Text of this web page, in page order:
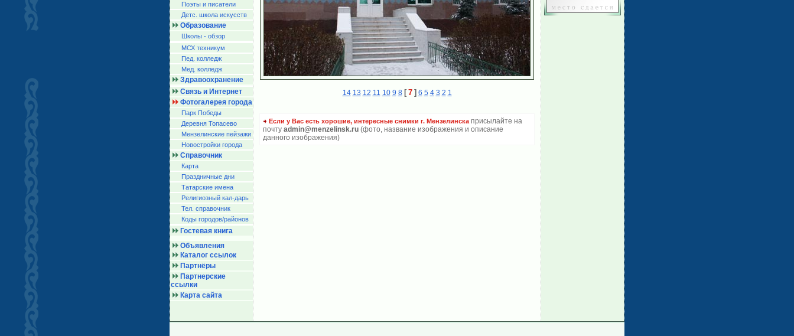
Поэты и писатели
Детс. школа искусств
Образование
Школы - обзор
МСХ техникум
Пед. колледж
Мед. колледж
Здравоохранение
Связь и Интернет
Фотогалерея города
Парк Победы
Деревня Топасево
Мензелинские пейзажи
Новостройки города
Справочник
Карта
Праздничные дни
Татарские имена
Религиозный кал-дарь
Тел. справочник
Коды городов/райoнов
Гостевая книга
Объявления
Каталог ссылок
Партнёры
Партнерские
ссылки
Карта сайта
14 13 12 11 10 9 8 [ 7 ] 6 5 4 3 2 1
Если у Вас есть хорошие, интересные снимки г. Мензелинскаприсылайте на
почту admin@menzelinsk.ru (фото, название изображения и описание
данного изображения)